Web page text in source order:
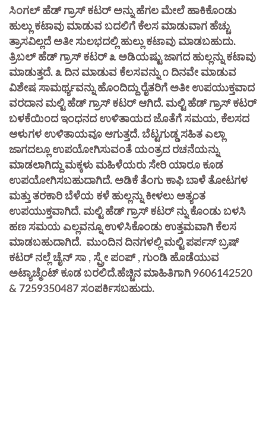
ಸಿಂಗಲ್ ಹೆಡ್‌ ಗ್ರಾಸ್‌ ಕಟರ್‌ ಅನ್ನು ಹೆಗಲ ಮೇಲೆ ಹಾಕಿಕೊಂಡು
ಹುಲ್ಲು ಕಟಾವು ಮಾಡುವ ಬದಲಿಗೆ ಕೆಲಸ ಮಾಡುವಾಗ ಹೆಚ್ಚು
ತ್ರಾಸವಿಲ್ಲದೆ ಅತೀ ಸುಲಭದಲ್ಲಿ ಹುಲ್ಲು ಕಟಾವು ಮಾಡಬಹುದು.
ತ್ರಿಬಲ್ ಹೆಡ್‌ ಗ್ರಾಸ್‌ ಕಟರ್‌ ೩ ಅಡಿಯಷ್ಟು ಜಾಗದ ಹುಲ್ಲನ್ನು ಕಟಾವು
ಮಾಡುತ್ತದೆ. ೩ ದಿನ ಮಾಡುವ ಕೆಲಸವನ್ನು ೧ ದಿನವೇ ಮಾಡುವ
ವಿಶೇಷ ಸಾಮರ್ಥ್ಯವನ್ನು ಹೊಂದಿದ್ದು ರೈತರಿಗೆ ಅತೀ ಉಪಯುಕ್ತವಾದ
ವರದಾನ ಮಲ್ಟಿ ಹೆಡ್‌ ಗ್ರಾಸ್‌ ಕಟರ್‌ ಆಗಿದೆ. ಮಲ್ಟಿ ಹೆಡ್‌ ಗ್ರಾಸ್‌ ಕಟರ್‌
ಬಳಕೆಯಿಂದ ಇಂಧನದ ಉಳಿತಾಯದ ಜೊತೆಗೆ ಸಮಯ, ಕೆಲಸದ
ಆಳುಗಳ ಉಳಿತಾಯವೂ ಆಗುತ್ತದೆ. ಬೆಟ್ಟಗುಡ್ಡ ಸಹಿತ ಎಲ್ಲಾ
ಜಾಗದಲ್ಲೂ ಉಪಯೋಗಿಸುವಂತೆ ಯಂತ್ರದ ರಚನೆಯನ್ನು
ಮಾಡಲಾಗಿದ್ದು ಮಕ್ಕಳು ಮಹಿಳೆಯರು ಸೇರಿ ಯಾರೂ ಕೂಡ
ಉಪಯೋಗಿಸಬಹುದಾಗಿದೆ. ಅಡಿಕೆ ತೆಂಗು ಕಾಫಿ ಬಾಳೆ ತೋಟಗಳ
ಮತ್ತು ತರಕಾರಿ ಬೆಳೆಯ ಕಳೆ ಹುಲ್ಲನ್ನು ಕೀಳಲು ಅತ್ಯಂತ
ಉಪಯುಕ್ತವಾಗಿದೆ. ಮಲ್ಟಿ ಹೆಡ್‌ ಗ್ರಾಸ್‌ ಕಟರ್‌ ನ್ನು ಕೊಂಡು ಬಳಸಿ
ಹಣ ಸಮಯ ಎಲ್ಲವನ್ನೂ ಉಳಿಸಿಕೊಂಡು ಉತ್ತಮವಾಗಿ ಕೆಲಸ
ಮಾಡಬಹುದಾಗಿದೆ. ಮುಂದಿನ ದಿನಗಳಲ್ಲಿ ಮಲ್ಟಿ ಪರ್ಪಸ್ ಬ್ರಷ್
ಕಟರ್ ನಲ್ಲೆ ಚೈನ್ ಸಾ , ಸ್ಪ್ರೇ ಪಂಪ್ , ಗುಂಡಿ ಹೊಡೆಯುವ
ಅಟ್ಯಾಚ್ಮೆಂಟ್ ಕೂಡ ಬರಲಿದೆ.ಹೆಚ್ಚಿನ ಮಾಹಿತಿಗಾಗಿ 9606142520
& 7259350487 ಸಂಪರ್ಕಿಸಬಹುದು.